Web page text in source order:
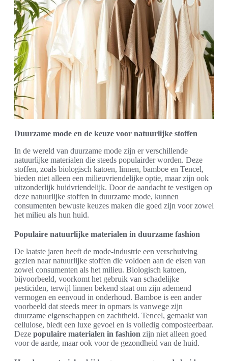
Duurzame mode en de keuze voor natuurlijke stoffen
In de wereld van duurzame mode zijn er verschillende
natuurlijke materialen die steeds populairder worden. Deze
stoffen, zoals biologisch katoen, linnen, bamboe en Tencel,
bieden niet alleen een milieuvriendelijke optie, maar zijn ook
uitzonderlijk huidvriendelijk. Door de aandacht te vestigen op
deze natuurlijke stoffen in duurzame mode, kunnen
consumenten bewuste keuzes maken die goed zijn voor zowel
het milieu als hun huid.
Populaire natuurlijke materialen in duurzame fashion
De laatste jaren heeft de mode-industrie een verschuiving
gezien naar natuurlijke stoffen die voldoen aan de eisen van
zowel consumenten als het milieu. Biologisch katoen,
bijvoorbeeld, voorkomt het gebruik van schadelijke
pesticiden, terwijl linnen bekend staat om zijn ademend
vermogen en eenvoud in onderhoud. Bamboe is een ander
voorbeeld dat steeds meer in opmars is vanwege zijn
duurzame eigenschappen en zachtheid. Tencel, gemaakt van
cellulose, biedt een luxe gevoel en is volledig composteerbaar.
Deze populaire materialen in fashion zijn niet alleen goed
voor de aarde, maar ook voor de gezondheid van de huid.